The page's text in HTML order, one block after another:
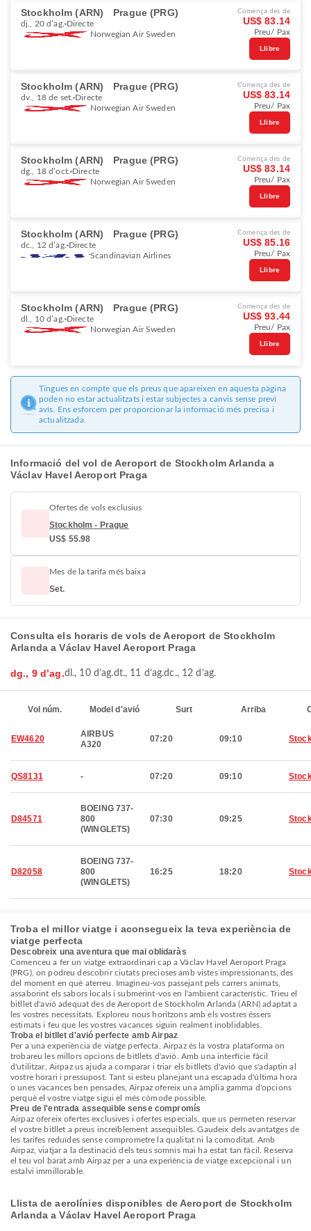
Stockholm (ARN) Prague (PRG)
dj., 20 d’ag. Directe
Norwegian Air Sweden
Comença des de
US$ 83.14
Preu/ Pax
Llibre
Stockholm (ARN) Prague (PRG)
dv., 18 de set. Directe
Norwegian Air Sweden
Comença des de
US$ 83.14
Preu/ Pax
Llibre
Stockholm (ARN) Prague (PRG)
dg., 18 d’oct. Directe
Norwegian Air Sweden
Comença des de
US$ 83.14
Preu/ Pax
Llibre
Stockholm (ARN) Prague (PRG)
dc., 12 d’ag. Directe
Scandinavian Airlines
Comença des de
US$ 85.16
Preu/ Pax
Llibre
Stockholm (ARN) Prague (PRG)
dl., 10 d’ag. Directe
Norwegian Air Sweden
Comença des de
US$ 93.44
Preu/ Pax
Llibre
Tingues en compte que els preus que apareixen en aquesta pàgina
poden no estar actualitzats i estar subjectes a canvis sense previ
avís. Ens esforcem per proporcionar la informació més precisa i
actualitzada.
Informació del vol de Aeroport de Stockholm Arlanda a
Václav Havel Aeroport Praga
Ofertes de vols exclusius
Stockholm - Prague
US$ 55.98
Mes de la tarifa més baixa
Set.
Consulta els horaris de vols de Aeroport de Stockholm
Arlanda a Václav Havel Aeroport Praga
dg., 9 d’ag.dl., 10 d’ag.dt., 11 d’ag.dc., 12 d’ag.
Vol núm. Model d'avió Surt Arriba
EW4620
AIRBUS
A320
07:20 09:10
QS8131 - 07:20 09:10
D84571
BOEING 737-
800
(WINGLETS)
07:30 09:25
D82058
BOEING 737-
800
(WINGLETS)
16:25 18:20
Troba el millor viatge i aconsegueix la teva experiència de
viatge perfecta
Descobreix una aventura que mai oblidaràs
Comenceu a fer un viatge extraordinari cap a Václav Havel Aeroport Praga
(PRG), on podreu descobrir ciutats precioses amb vistes impressionants, des
del moment en què aterreu. Imagineu-vos passejant pels carrers animats,
assaborint els sabors locals i submerint-vos en l'ambient característic. Trieu el
bitllet d'avió adequat des de Aeroport de Stockholm Arlanda (ARN) adaptat a
les vostres necessitats. Exploreu nous horitzons amb els vostres éssers
estimats i feu que les vostres vacances siguin realment inoblidables.
Troba el bitllet d'avió perfecte amb Airpaz
Per a una experiència de viatge perfecta, Airpaz és la vostra plataforma on
trobareu les millors opcions de bitllets d'avió. Amb una interfície fàcil
d'utilitzar, Airpaz us ajuda a comparar i triar els bitllets d'avió que s'adaptin al
vostre horari i pressupost. Tant si esteu planejant una escapada d'última hora
o unes vacances ben pensades, Airpaz ofereix una àmplia gamma d'opcions
perquè el vostre viatge sigui el més còmode possible.
Preu de l'entrada assequible sense compromís
Airpaz ofereix ofertes exclusives i ofertes especials, que us permeten reservar
el vostre bitllet a preus increïblement assequibles. Gaudeix dels avantatges de
les tarifes reduïdes sense comprometre la qualitat ni la comoditat. Amb
Airpaz, viatjar a la destinació dels teus somnis mai ha estat tan fàcil. Reserva
el teu vol barat amb Airpaz per a una experiència de viatge excepcional i un
estalvi immillorable.
Llista de aerolínies disponibles de Aeroport de Stockholm
Arlanda a Václav Havel Aeroport Praga